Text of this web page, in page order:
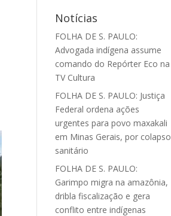
Notícias
FOLHA DE S. PAULO:
Advogada indígena assume
comando do Repórter Eco na
TV Cultura
FOLHA DE S. PAULO: Justiça
Federal ordena ações
urgentes para povo maxakali
em Minas Gerais, por colapso
sanitário
FOLHA DE S. PAULO:
Garimpo migra na amazônia,
dribla fiscalização e gera
conflito entre indígenas